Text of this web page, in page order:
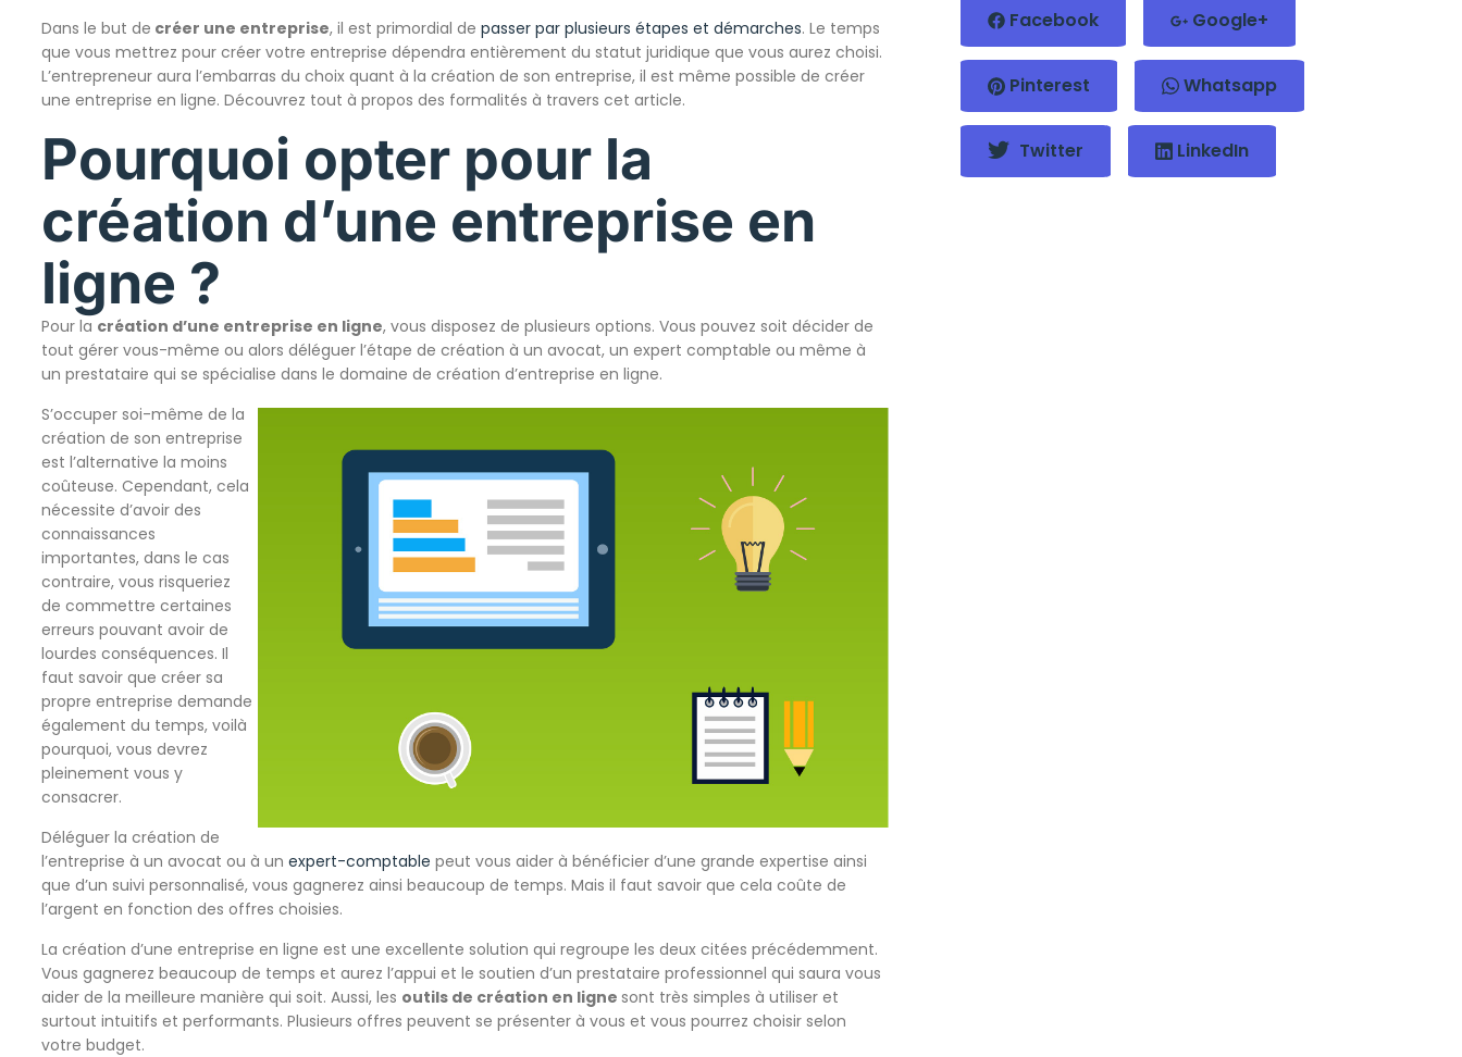
Dans le but de créer une entreprise, il est primordial de passer par plusieurs étapes et démarches. Le temps
que vous mettrez pour créer votre entreprise dépendra entièrement du statut juridique que vous aurez choisi.
L’entrepreneur aura l’embarras du choix quant à la création de son entreprise, il est même possible de créer
une entreprise en ligne. Découvrez tout à propos des formalités à travers cet article.
Pourquoi opter pour la
création d’une entreprise en
ligne ?
Pour la création d’une entreprise en ligne, vous disposez de plusieurs options. Vous pouvez soit décider de
tout gérer vous-même ou alors déléguer l’étape de création à un avocat, un expert comptable ou même à
un prestataire qui se spécialise dans le domaine de création d’entreprise en ligne.
S’occuper soi-même de la
création de son entreprise
est l’alternative la moins
coûteuse. Cependant, cela
nécessite d’avoir des
connaissances
importantes, dans le cas
contraire, vous risqueriez
de commettre certaines
erreurs pouvant avoir de
lourdes conséquences. Il
faut savoir que créer sa
propre entreprise demande
également du temps, voilà
pourquoi, vous devrez
pleinement vous y
consacrer.
Déléguer la création de
l’entreprise à un avocat ou à un expert-comptable peut vous aider à bénéficier d’une grande expertise ainsi
que d’un suivi personnalisé, vous gagnerez ainsi beaucoup de temps. Mais il faut savoir que cela coûte de
l’argent en fonction des offres choisies.
La création d’une entreprise en ligne est une excellente solution qui regroupe les deux citées précédemment.
Vous gagnerez beaucoup de temps et aurez l’appui et le soutien d’un prestataire professionnel qui saura vous
aider de la meilleure manière qui soit. Aussi, les outils de création en ligne sont très simples à utiliser et
surtout intuitifs et performants. Plusieurs offres peuvent se présenter à vous et vous pourrez choisir selon
votre budget.
Facebook Google+
Pinterest Whatsapp
Twitter LinkedIn